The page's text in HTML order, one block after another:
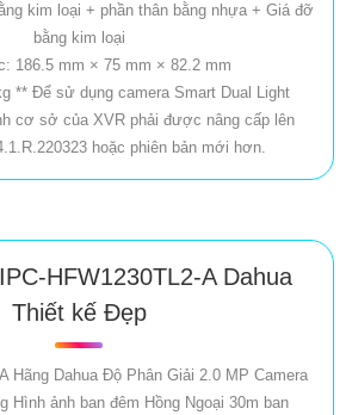
kim loại + phần thân bằng nhựa + Giá đỡ
bằng kim loại
186.5 mm × 75 mm × 82.2 mm
** Để sử dụng camera Smart Dual Light
cơ sở của XVR phải được nâng cấp lên
hoặc phiên bản mới hơn.
HFW1230TL2-A Dahua
Thiết kế Đẹp
Hãng Dahua Độ Phân Giải 2.0 MP Camera
Hình ảnh ban đêm Hồng Ngoại 30m ban